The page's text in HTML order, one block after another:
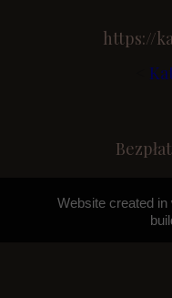
https://
Website created